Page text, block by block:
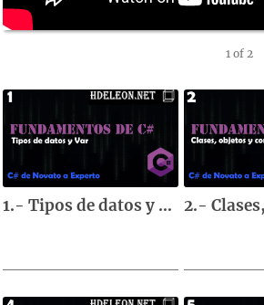
1 of 2
1.- Tipos de datos y var | Curso de fundamentos de C#